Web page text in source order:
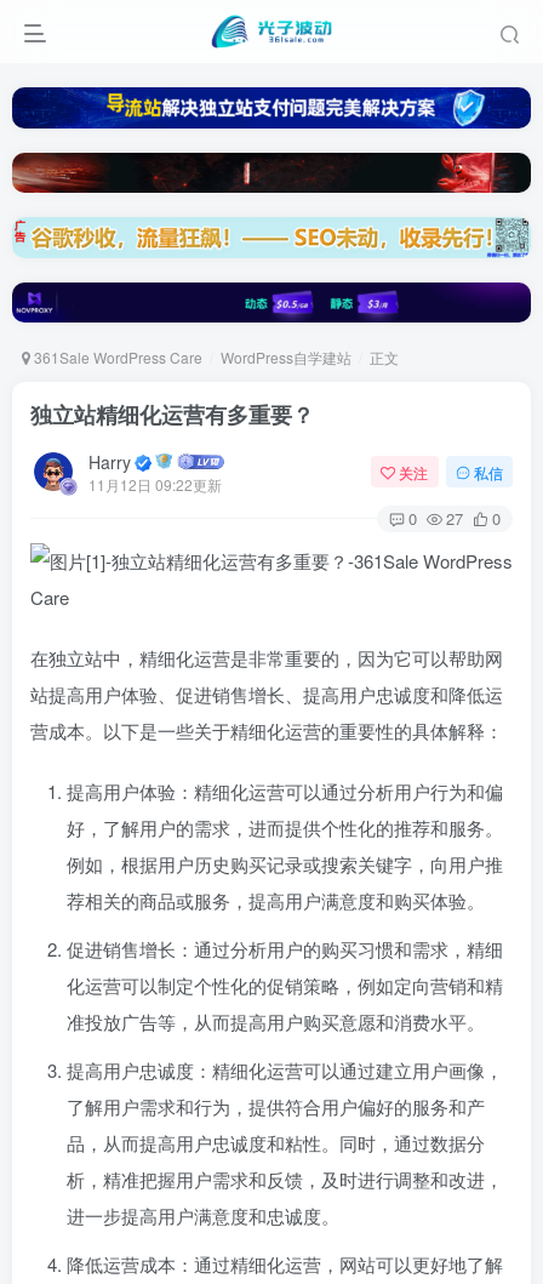
361Sale WordPress Care WordPress自学建站 正文
独立站精细化运营有多重要？
Harry
11月12日 09:22更新
关注 私信
0 27 0
在独立站中，精细化运营是非常重要的，因为它可以帮助网
站提高用户体验、促进销售增长、提高用户忠诚度和降低运
营成本。以下是一些关于精细化运营的重要性的具体解释：
提高用户体验：精细化运营可以通过分析用户行为和偏
好，了解用户的需求，进而提供个性化的推荐和服务。
例如，根据用户历史购买记录或搜索关键字，向用户推
荐相关的商品或服务，提高用户满意度和购买体验。
促进销售增长：通过分析用户的购买习惯和需求，精细
化运营可以制定个性化的促销策略，例如定向营销和精
准投放广告等，从而提高用户购买意愿和消费水平。
提高用户忠诚度：精细化运营可以通过建立用户画像，
了解用户需求和行为，提供符合用户偏好的服务和产
品，从而提高用户忠诚度和粘性。同时，通过数据分
析，精准把握用户需求和反馈，及时进行调整和改进，
进一步提高用户满意度和忠诚度。
降低运营成本：通过精细化运营，网站可以更好地了解